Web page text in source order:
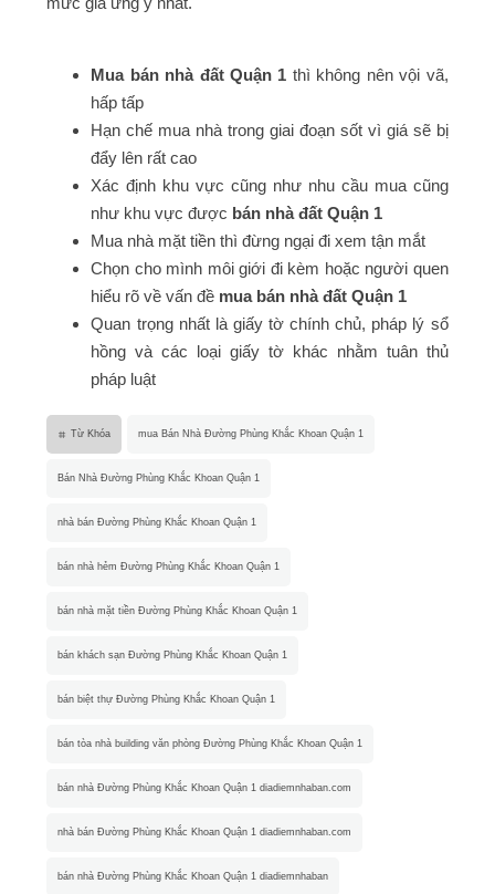
Mua bán nhà đất Quận 1 thì không nên vội vã,
hấp tấp
Hạn chế mua nhà trong giai đoạn sốt vì giá sẽ bị
đẩy lên rất cao
Xác định khu vực cũng như nhu cầu mua cũng
như khu vực được bán nhà đất Quận 1
Mua nhà mặt tiền thì đừng ngại đi xem tận mắt
Chọn cho mình môi giới đi kèm hoặc người quen
hiểu rõ về vấn đề mua bán nhà đất Quận 1
Quan trọng nhất là giấy tờ chính chủ, pháp lý sổ
hồng và các loại giấy tờ khác nhằm tuân thủ
pháp luật
Từ Khóa mua Bán Nhà Đường Phùng Khắc Khoan Quận 1
Bán Nhà Đường Phùng Khắc Khoan Quận 1
nhà bán Đường Phùng Khắc Khoan Quận 1
bán nhà hẻm Đường Phùng Khắc Khoan Quận 1
bán nhà mặt tiền Đường Phùng Khắc Khoan Quận 1
bán khách sạn Đường Phùng Khắc Khoan Quận 1
bán biệt thự Đường Phùng Khắc Khoan Quận 1
bán tòa nhà building văn phòng Đường Phùng Khắc Khoan Quận 1
bán nhà Đường Phùng Khắc Khoan Quận 1 diadiemnhaban.com
nhà bán Đường Phùng Khắc Khoan Quận 1 diadiemnhaban.com
bán nhà Đường Phùng Khắc Khoan Quận 1 diadiemnhaban